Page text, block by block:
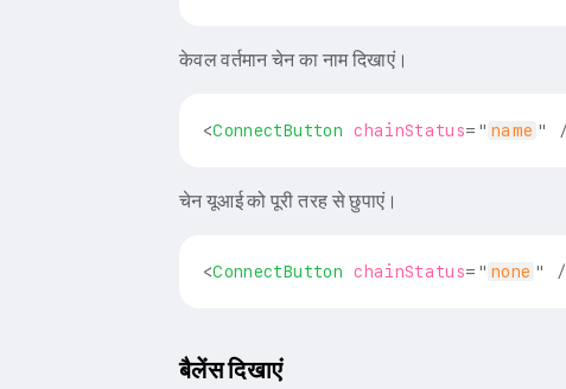
केवल वर्तमान चेन का नाम दिखाएं।
<ConnectButton chainStatus= " name "
चेन यूआई को पूरी तरह से छुपाएं।
<ConnectButton chainStatus= " none "
बैलेंस दिखाएं